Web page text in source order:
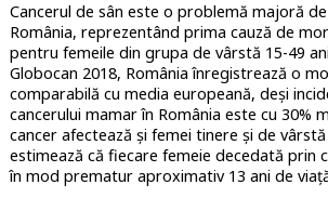
Cancerul de sân este o problemă majoră
România, reprezentând prima cauză de
pentru femeile din grupa de vârstă 15-49
Globocan 2018, România înregistrează o
comparabilă cu media europeană, deși
cancerului mamar în România este cu 30%
cancer afectează și femei tinere și de
estimează că fiecare femeie decedată prin
în mod prematur aproximativ 13 ani de